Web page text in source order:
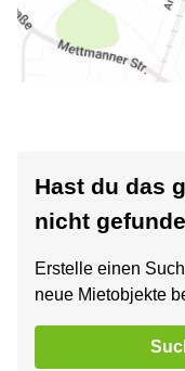
Hast du das
nicht
Erstelle einen
neue Mietobjekte